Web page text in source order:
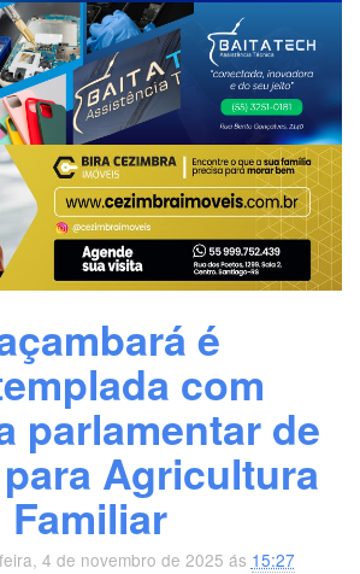
é
com
parlamentar de
para Agricultura
Familiar
4 de novembro de 2025 ás 15:27